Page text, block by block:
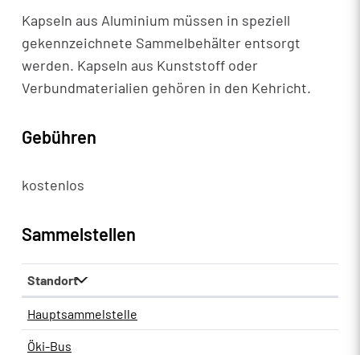
Kapseln aus Aluminium müssen in speziell
gekennzeichnete Sammelbehälter entsorgt
werden. Kapseln aus Kunststoff oder
Verbundmaterialien gehören in den Kehricht.
Gebühren
kostenlos
Sammelstellen
Standort
Hauptsammelstelle
Öki-Bus